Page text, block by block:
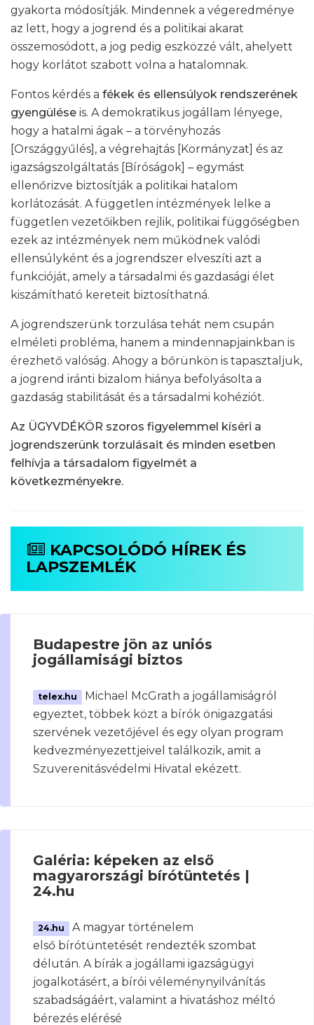
gyakorta módosítják. Mindennek a végeredménye
az lett, hogy a jogrend és a politikai akarat
összemosódott, a jog pedig eszközzé vált, ahelyett
hogy korlátot szabott volna a hatalomnak.
Fontos kérdés a fékek és ellensúlyok rendszerének
gyengülése is. A demokratikus jogállam lényege,
hogy a hatalmi ágak – a törvényhozás
[Országgyűlés], a végrehajtás [Kormányzat] és az
igazságszolgáltatás [Bíróságok] – egymást
ellenőrizve biztosítják a politikai hatalom
korlátozását. A független intézmények lelke a
független vezetőikben rejlik, politikai függőségben
ezek az intézmények nem működnek valódi
ellensúlyként és a jogrendszer elveszíti azt a
funkcióját, amely a társadalmi és gazdasági élet
kiszámítható kereteit biztosíthatná.
A jogrendszerünk torzulása tehát nem csupán
elméleti probléma, hanem a mindennapjainkban is
érezhető valóság. Ahogy a bőrünkön is tapasztaljuk,
a jogrend iránti bizalom hiánya befolyásolta a
gazdaság stabilitását és a társadalmi kohéziót.
Az ÜGYVDÉKÖR szoros figyelemmel kíséri a
jogrendszerünk torzulásait és minden esetben
felhívja a társadalom figyelmét a
következményekre.
KAPCSOLÓDÓ HÍREK ÉS
LAPSZEMLÉK
Budapestre jön az uniós
jogállamisági biztos
telex.hu
Michael McGrath a jogállamiságról
egyeztet, többek közt a bírók önigazgatási
szervének vezetőjével és egy olyan program
kedvezményezettjeivel találkozik, amit a
Szuverenitásvédelmi Hivatal ekézett.
Galéria: képeken az első
magyarországi bírótüntetés |
24.hu
24.hu
A magyar történelem
első bírótüntetését rendezték szombat
délután. A bírák a jogállami igazságügyi
jogalkotásért, a bírói véleménynyilvánítás
szabadságáért, valamint a hivatáshoz méltó
bérezés elérésé